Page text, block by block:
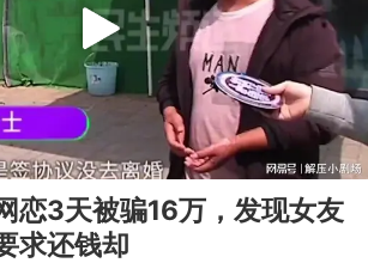
06:15
Play
恋3天被骗16万，发现女友
求还钱却